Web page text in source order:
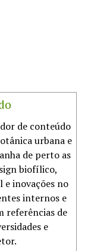
de conteúdo
urbana e
de perto as
biofílico,
inovações no
internos e
referências de
e